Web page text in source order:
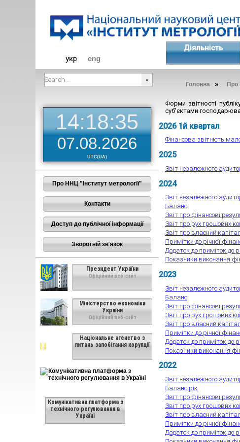
укр eng
Діяльність
Головна » Про
14:18:35
07.08.2026
UTC(UA)
Про ННЦ "Інститут метрології"
Контакти
Доступ до публічної інформації
Зворотній зв'язок
Президент України
Офіційний веб-сайт
Міністерство економіки
України
Офіційний веб-сайт
Національне агенство з
питань запобігання корупції
Комунікативна платформа з
технічного регулювання в
Україні
Форми звітності
суб'єктами
2026 1й квартал
Фінансова звітність
2025
Звіт незалежного
2024
Звіт незалежного
Баланс
Звіт про фінансові
Звіт про рух грошових
Звіт про власний
Примітки до річної
Додаток до приміток до
Показники виконання
2023
Звіт незалежного
Баланс
Звіт про фінансові
Звіт про рух грошових
Звіт про власний
Примітки до річної
Додаток до приміток до
Показники виконання
2022
Звіт незалежного
Баланс рік
Звіт про фінансові
Звіт про рух грошових
Звіт про власний
Примітки до річної
Додаток до приміток до